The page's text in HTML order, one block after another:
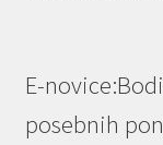
E-
posebnih